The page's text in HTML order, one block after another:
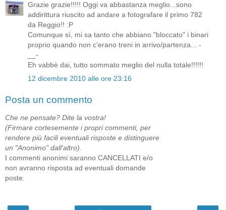
Grazie grazie!!!!! Oggi va abbastanza meglio...sono
addirittura riuscito ad andare a fotografare il primo 782
da Reggio!! :P
Comunque sì, mi sa tanto che abbiano "bloccato" i binari
proprio quando non c'erano treni in arrivo/partenza... -
__-
Eh vabbè dai, tutto sommato meglio del nulla totale!!!!!!
12 dicembre 2010 alle ore 23:16
Posta un commento
Che ne pensate? Dite la vostra!
(Firmare cortesemente i propri commenti, per
rendere più facili eventuali risposte e distinguere
un "Anonimo" dall'altro).
I commenti anonimi saranno CANCELLATI e/o
non avranno risposta ad eventuali domande
poste.